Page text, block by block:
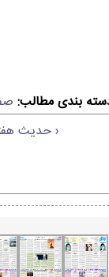
بندی مطالب:
‹ حدیث هفته